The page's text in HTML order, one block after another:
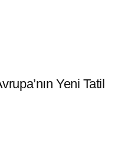
Yeni Tatil